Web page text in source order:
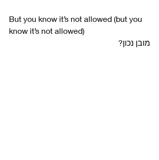
But you know it’s not allowed (but you
know it’s not allowed)
מובן נכון?